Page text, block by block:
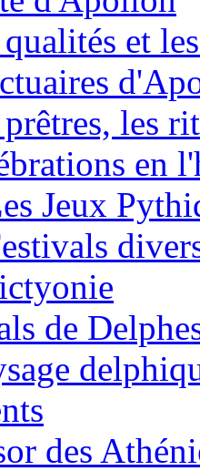
et
les
en
Jeux
de
des